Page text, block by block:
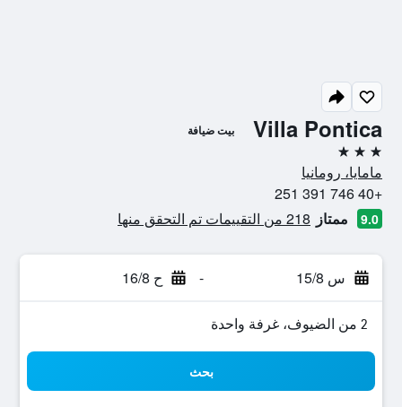
Villa Pontica بيت ضيافة
3 نجوم
مامايا، رومانيا
+40 746 391 251
9.0 ممتاز 218 من التقييمات تم التحقق منها
س 15/8 - ح 16/8
2 من الضيوف، غرفة واحدة
بحث